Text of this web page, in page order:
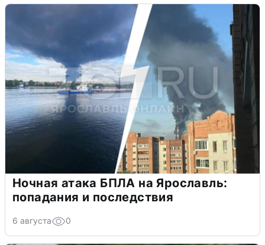
Ночная атака БПЛА на Ярославль:
попадания и последствия
6 августа 0